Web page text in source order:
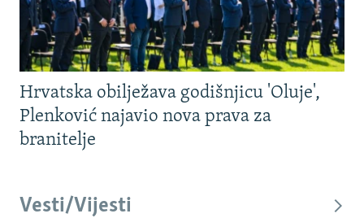
Hrvatska obilježava godišnjicu 'Oluje',
Plenković najavio nova prava za
branitelje
Vesti/Vijesti